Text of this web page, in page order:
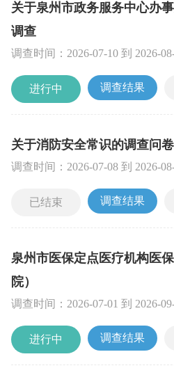
进行中
关于泉州市政务服务中心办
调查
调查时间： 2026-07-10 到 2026-
调查结果
已结束
关于消防安全常识的调查问卷
调查时间： 2026-07-08 到 2026-
调查结果
进行中
泉州市医保定点医疗机构医
院）
调查时间： 2026-07-01 到 2026-
调查结果